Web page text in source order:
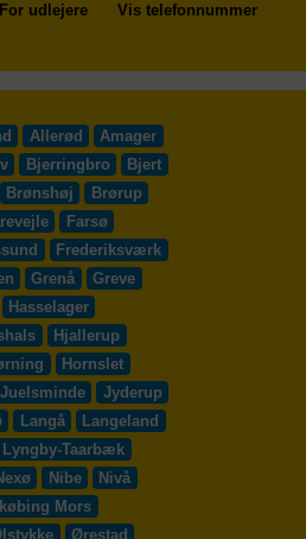
For udlejere Vis telefonnummer
Allerød
Amager
Bjerringbro
Bjert
Brønshøj
Brørup
Farsø
Frederiksværk
Grenå
Greve
Hasselager
Hjallerup
Hornslet
Juelsminde
Jyderup
Langå
Langeland
Lyngby-Taarbæk
Nibe
Nivå
Mors
Ørestad